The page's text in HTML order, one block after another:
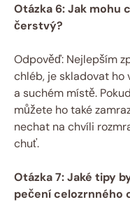
Otázka 6: Jak mohu
čerstvý?
Odpověď: Nejlepším
chléb, je skladovat ho
a suchém místě.
můžete ho také
nechat na chvíli
chuť.
Otázka 7: Jaké tipy
pečení celozrnného